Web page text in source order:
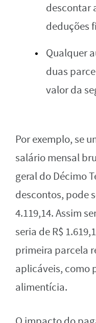
descontar
deduções
Qualquer
duas
valor da
Por exemplo, se
salário mensal
geral do Décimo
descontos, pode
4.119,14. Assim
seria de R$
primeira parcela
aplicáveis, como
alimentícia.